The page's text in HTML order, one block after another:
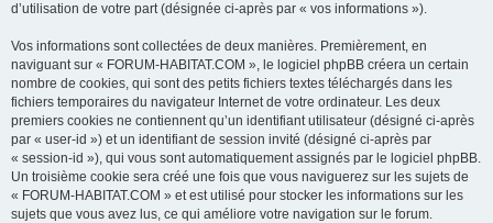
d’utilisation de votre part (désignée ci-après par « vos informations »).
Vos informations sont collectées de deux manières. Premièrement, en
naviguant sur « FORUM-HABITAT.COM », le logiciel phpBB créera un certain
nombre de cookies, qui sont des petits fichiers textes téléchargés dans les
fichiers temporaires du navigateur Internet de votre ordinateur. Les deux
premiers cookies ne contiennent qu’un identifiant utilisateur (désigné ci-après
par « user-id ») et un identifiant de session invité (désigné ci-après par
« session-id »), qui vous sont automatiquement assignés par le logiciel phpBB.
Un troisième cookie sera créé une fois que vous naviguerez sur les sujets de
« FORUM-HABITAT.COM » et est utilisé pour stocker les informations sur les
sujets que vous avez lus, ce qui améliore votre navigation sur le forum.